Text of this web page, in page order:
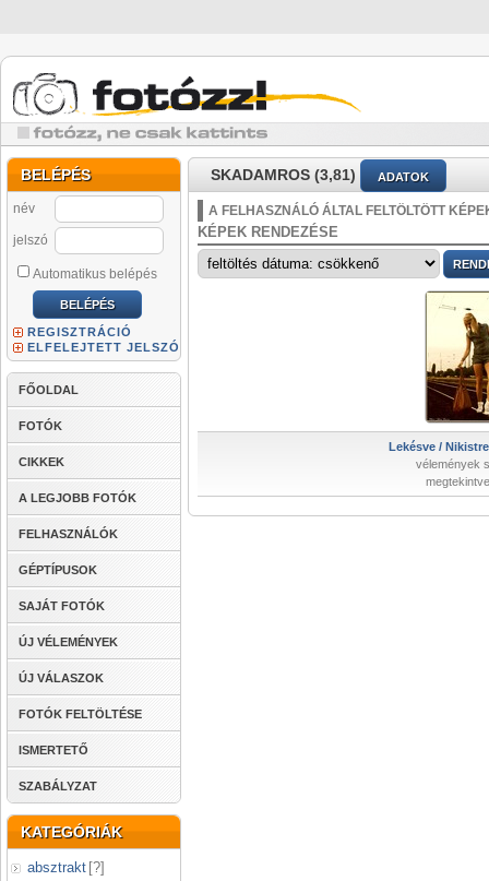
BELÉPÉS
név
jelszó
Automatikus belépés
REGISZTRÁCIÓ
ELFELEJTETT JELSZÓ
FŐOLDAL
FOTÓK
CIKKEK
A LEGJOBB FOTÓK
FELHASZNÁLÓK
GÉPTÍPUSOK
SAJÁT FOTÓK
ÚJ VÉLEMÉNYEK
ÚJ VÁLASZOK
FOTÓK FELTÖLTÉSE
ISMERTETŐ
SZABÁLYZAT
KATEGÓRIÁK
absztrakt [?]
SKADAMROS (3,81) ADATOK
A FELHASZNÁLÓ ÁLTAL FELTÖLTÖTT
KÉPEK RENDEZÉSE
Lekésve /
vélemények